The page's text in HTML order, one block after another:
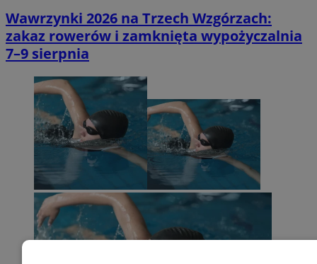
Wawrzynki 2026 na Trzech Wzgórzach:
zakaz rowerów i zamknięta wypożyczalnia
7–9 sierpnia